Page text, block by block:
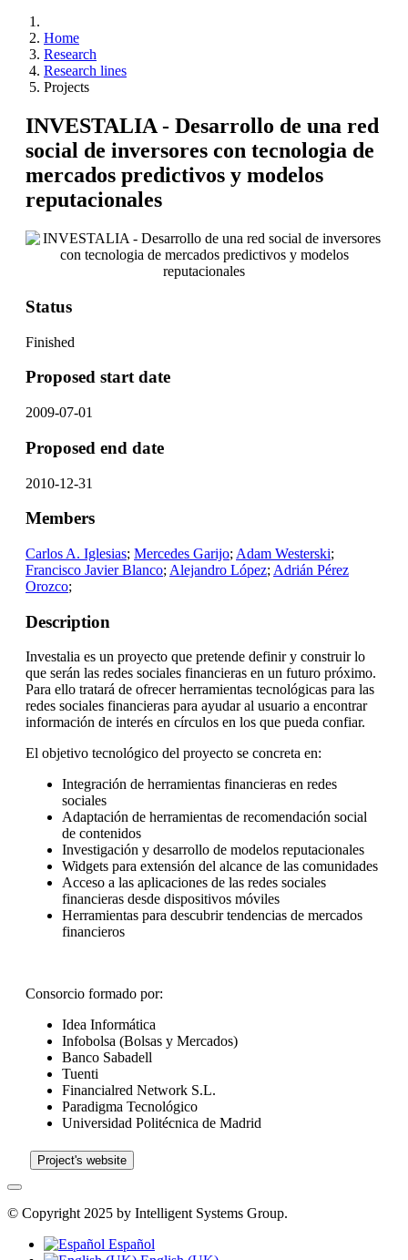
Home
Research
Research lines
Projects
INVESTALIA - Desarrollo de una red
social de inversores con tecnologia de
mercados predictivos y modelos
reputacionales
Status
Finished
Proposed start date
2009-07-01
Proposed end date
2010-12-31
Members
Carlos A. Iglesias; Mercedes Garijo; Adam Westerski;
Francisco Javier Blanco; Alejandro López; Adrián Pérez
Orozco;
Description
Investalia es un proyecto que pretende definir y construir lo
que serán las redes sociales financieras en un futuro próximo.
Para ello tratará de ofrecer herramientas tecnológicas para las
redes sociales financieras para ayudar al usuario a encontrar
información de interés en círculos en los que pueda confiar.
El objetivo tecnológico del proyecto se concreta en:
Integración de herramientas financieras en redes
sociales
Adaptación de herramientas de recomendación social
de contenidos
Investigación y desarrollo de modelos reputacionales
Widgets para extensión del alcance de las comunidades
Acceso a las aplicaciones de las redes sociales
financieras desde dispositivos móviles
Herramientas para descubrir tendencias de mercados
financieros
Consorcio formado por:
Idea Informática
Infobolsa (Bolsas y Mercados)
Banco Sabadell
Tuenti
Financialred Network S.L.
Paradigma Tecnológico
Universidad Politécnica de Madrid
Project's website
© Copyright 2025 by Intelligent Systems Group.
Español